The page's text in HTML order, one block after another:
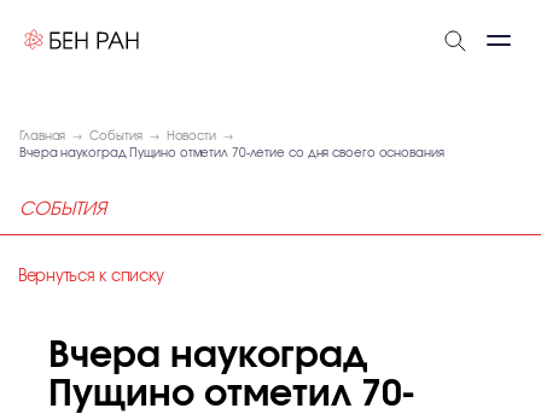
Главная События
Новости
Вчера наукоград Пущино отметил 70-летие со дня своего основания
СОБЫТИЯ
Вернуться к списку
Вчера наукоград
Пущино отметил 70-